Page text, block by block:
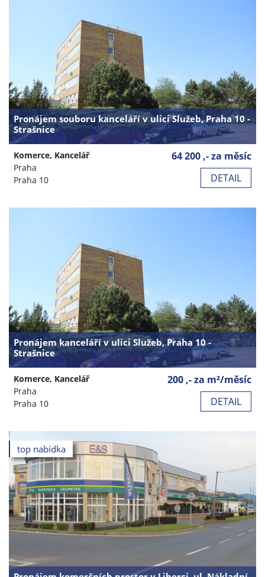
Pronájem souboru kanceláří v ulici Služeb, Praha 10 -
Strašnice
Komerce, Kancelář
Praha
Praha 10
64 200 ,- za měsíc
DETAIL
Pronájem kanceláří v ulici Služeb, Praha 10 -
Strašnice
Komerce, Kancelář
Praha
Praha 10
200 ,- za m²/měsíc
DETAIL
top nabídka